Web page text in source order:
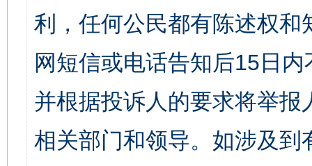
利，任何公民都有陈述权
网短信或电话告知后15日
并根据投诉人的要求将举
相关部门和领导。如涉及